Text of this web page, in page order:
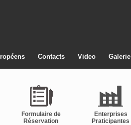
Contacts Video Galerie
Formulaire de
Réservation
Enterprises
Praticipantes